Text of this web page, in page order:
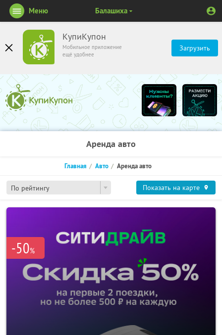
КупиКупон
Мобильное приложение
ещё удобнее
Загрузить
Меню Балашиха
Аренда авто
По рейтингу
Главная Авто Аренда авто
Показать на карте
-50%